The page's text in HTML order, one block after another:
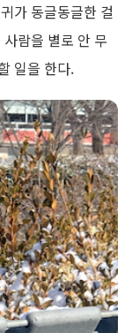
가 동글동글한 걸
람을 별로 안 무
일을 한다.